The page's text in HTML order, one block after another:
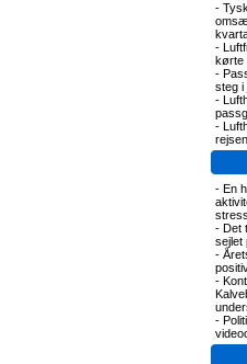
-
-
kørte
-
steg i
-
-
- En
stress
- Det
sejlet
-
-
-